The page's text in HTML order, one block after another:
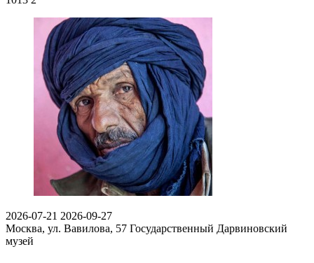
2026-07-21 2026-09-27
Москва, ул. Вавилова, 57 Государственный Дарвиновский
музей